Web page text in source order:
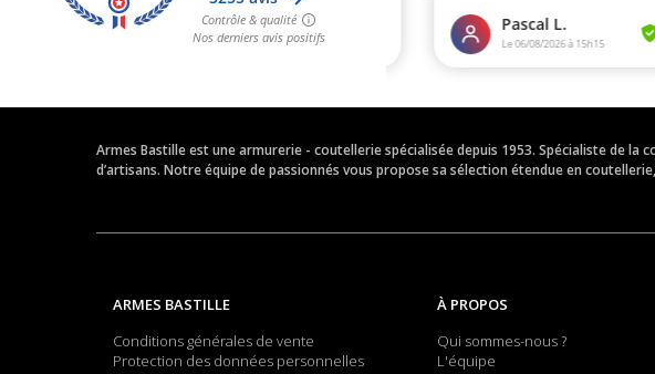
Armes Bastille est une armurerie - coutellerie spécialisée depuis 1953. Spécialiste de
d’artisans. Notre équipe de passionnés vous propose sa sélection étendue en
ARMES BASTILLE
Conditions générales de vente
Protection des données personnelles
À PROPOS
Qui sommes-nous ?
L'équipe